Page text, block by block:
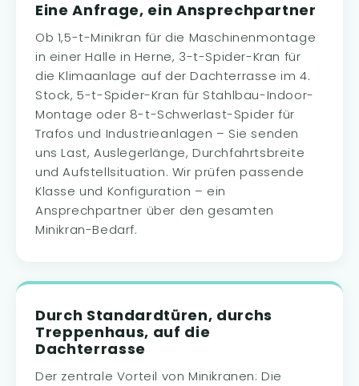
Eine Anfrage, ein Ansprechpartner
Ob 1,5-t-Minikran für die Maschinenmontage
in einer Halle in Herne, 3-t-Spider-Kran für
die Klimaanlage auf der Dachterrasse im 4.
Stock, 5-t-Spider-Kran für Stahlbau-Indoor-
Montage oder 8-t-Schwerlast-Spider für
Trafos und Industrieanlagen – Sie senden
uns Last, Auslegerlänge, Durchfahrtsbreite
und Aufstellsituation. Wir prüfen passende
Klasse und Konfiguration – ein
Ansprechpartner über den gesamten
Minikran-Bedarf.
Durch Standardtüren, durchs
Treppenhaus, auf die
Dachterrasse
Der zentrale Vorteil von Minikranen: Die